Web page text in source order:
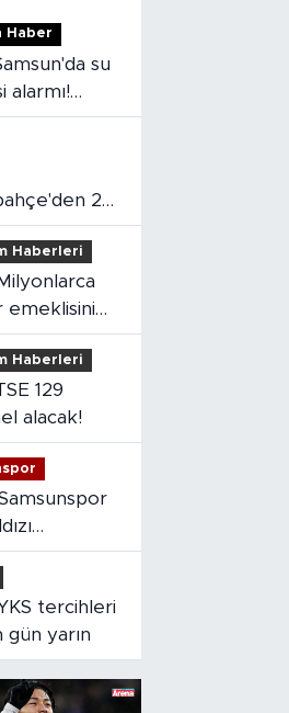
Haber
alarmı!
verdi
20
aşan
Haberleri
emeklisini
Haberleri
alacak!
kattı!
gün yarın